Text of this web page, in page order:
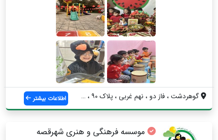
گوهردشت ، فاز دو ، نهم غربی ، پلاک ۹۰ ، ... اطلاعات بیشتر
موسسه فرهنگی و هنری شهرقصه